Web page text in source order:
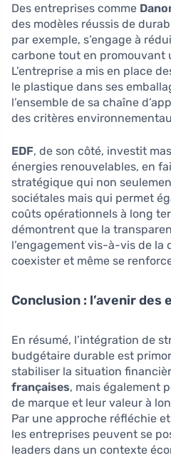
Des entreprises comme
des modèles réussis de
par exemple, s’engage à
carbone tout en promouvant
L’entreprise a mis en place
le plastique dans ses
l’ensemble de sa chaîne
des critères
EDF, de son côté, investit
énergies renouvelables, en
stratégique qui non
sociétales mais qui permet
coûts opérationnels à long
démontrent que la
l’engagement vis-à-vis de
coexister et même se
Conclusion : l’avenir
En résumé, l’intégration de
budgétaire durable est
stabiliser la situation
françaises, mais également
de marque et leur valeur à
Par une approche réfléchie
les entreprises peuvent se
leaders dans un contexte